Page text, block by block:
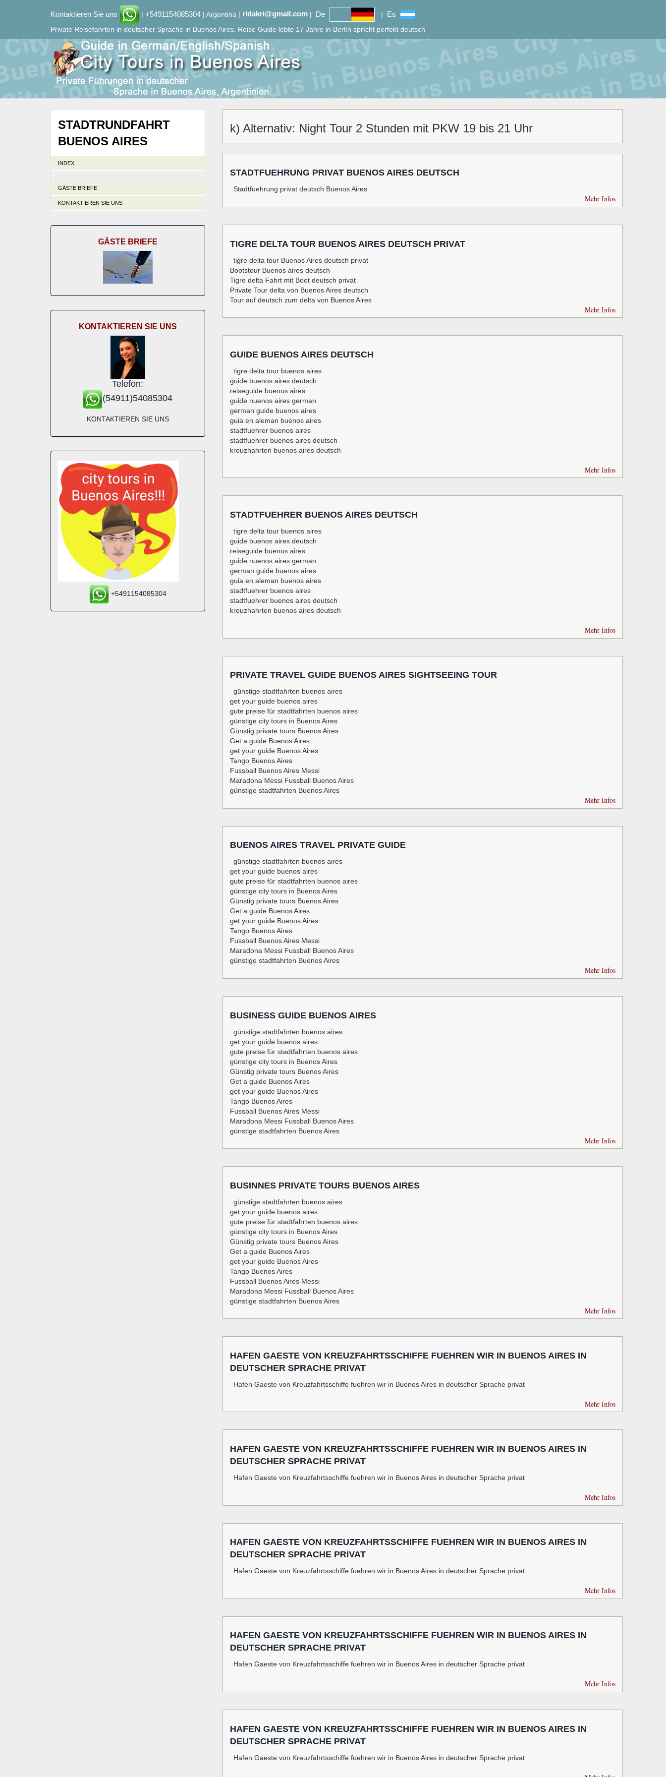
Kontaktieren Sie uns | +5491154085304 | Argentina | ridakri@gmail.com | De | Es
Private Reisefahrten in deutscher Sprache in Buenos Aires. Reise Guide lebte 17 Jahre in Berlín sprIcht perfekt deutsch
k) Alternativ: Night Tour 2 Stunden mit PKW 19 bis 21 Uhr
STADTFUEHRUNG PRIVAT BUENOS AIRES DEUTSCH
Stadtfuehrung privat deutsch Buenos Aires
Mehr Infos
TIGRE DELTA TOUR BUENOS AIRES DEUTSCH PRIVAT
tigre delta tour Buenos Aires deutsch privat
Bootstour Buenos aires deutsch
Tigre delta Fahrt mit Boot deutsch privat
Private Tour delta von Buenos Aires deutsch
Tour auf deutsch zum delta von Buenos Aires
Mehr Infos
GUIDE BUENOS AIRES DEUTSCH
tigre delta tour buenos aires
guide buenos aires deutsch
reiseguide buenos aires
guide nuenos aires german
german guide buenos aires
guia en aleman buenos aires
stadtfuehrer buenos aires
stadtfuehrer buenos aires deutsch
kreuzhahrten buenos aires deutsch
Mehr Infos
STADTFUEHRER BUENOS AIRES DEUTSCH
tigre delta tour buenos aires
guide buenos aires deutsch
reiseguide buenos aires
guide nuenos aires german
german guide buenos aires
guia en aleman buenos aires
stadtfuehrer buenos aires
stadtfuehrer buenos aires deutsch
kreuzhahrten buenos aires deutsch
Mehr Infos
PRIVATE TRAVEL GUIDE BUENOS AIRES SIGHTSEEING TOUR
günstige stadtfahrten buenos aires
get your guide buenos aires
gute preise für stadtfahrten buenos aires
günstige city tours in Buenos Aires
Günstig private tours Buenos Aires
Get a guide Buenos Aires
get your guide Buenos Aires
Tango Buenos Aires
Fussball Buenos Aires Messi
Maradona Messi Fussball Buenos Aires
günstige stadtfahrten Buenos Aires
Mehr Infos
BUENOS AIRES TRAVEL PRIVATE GUIDE
günstige stadtfahrten buenos aires
get your guide buenos aires
gute preise für stadtfahrten buenos aires
günstige city tours in Buenos Aires
Günstig private tours Buenos Aires
Get a guide Buenos Aires
get your guide Buenos Aires
Tango Buenos Aires
Fussball Buenos Aires Messi
Maradona Messi Fussball Buenos Aires
günstige stadtfahrten Buenos Aires
Mehr Infos
BUSINESS GUIDE BUENOS AIRES
günstige stadtfahrten buenos aires
get your guide buenos aires
gute preise für stadtfahrten buenos aires
günstige city tours in Buenos Aires
Günstig private tours Buenos Aires
Get a guide Buenos Aires
get your guide Buenos Aires
Tango Buenos Aires
Fussball Buenos Aires Messi
Maradona Messi Fussball Buenos Aires
günstige stadtfahrten Buenos Aires
Mehr Infos
BUSINNES PRIVATE TOURS BUENOS AIRES
günstige stadtfahrten buenos aires
get your guide buenos aires
gute preise für stadtfahrten buenos aires
günstige city tours in Buenos Aires
Günstig private tours Buenos Aires
Get a guide Buenos Aires
get your guide Buenos Aires
Tango Buenos Aires
Fussball Buenos Aires Messi
Maradona Messi Fussball Buenos Aires
günstige stadtfahrten Buenos Aires
Mehr Infos
HAFEN GAESTE VON KREUZFAHRTSSCHIFFE FUEHREN WIR IN BUENOS AIRES IN
DEUTSCHER SPRACHE PRIVAT
Hafen Gaeste von Kreuzfahrtsschiffe fuehren wir in Buenos Aires in deutscher Sprache privat
Mehr Infos
HAFEN GAESTE VON KREUZFAHRTSSCHIFFE FUEHREN WIR IN BUENOS AIRES IN
DEUTSCHER SPRACHE PRIVAT
Hafen Gaeste von Kreuzfahrtsschiffe fuehren wir in Buenos Aires in deutscher Sprache privat
Mehr Infos
HAFEN GAESTE VON KREUZFAHRTSSCHIFFE FUEHREN WIR IN BUENOS AIRES IN
DEUTSCHER SPRACHE PRIVAT
Hafen Gaeste von Kreuzfahrtsschiffe fuehren wir in Buenos Aires in deutscher Sprache privat
Mehr Infos
HAFEN GAESTE VON KREUZFAHRTSSCHIFFE FUEHREN WIR IN BUENOS AIRES IN
DEUTSCHER SPRACHE PRIVAT
Hafen Gaeste von Kreuzfahrtsschiffe fuehren wir in Buenos Aires in deutscher Sprache privat
Mehr Infos
HAFEN GAESTE VON KREUZFAHRTSSCHIFFE FUEHREN WIR IN BUENOS AIRES IN
DEUTSCHER SPRACHE PRIVAT
Hafen Gaeste von Kreuzfahrtsschiffe fuehren wir in Buenos Aires in deutscher Sprache privat
STADTRUNDFAHRT
BUENOS AIRES
INDEX
GÄSTE BRIEFE
KONTAKTIEREN SIE UNS
GÄSTE BRIEFE
KONTAKTIEREN SIE UNS
Telefon:
(54911)54085304
KONTAKTIEREN SIE UNS
+5491154085304